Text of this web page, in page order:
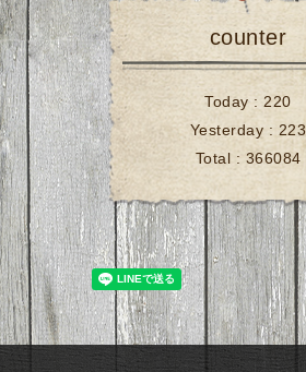
counter
Today :220
Yesterday : 223
Total : 366084